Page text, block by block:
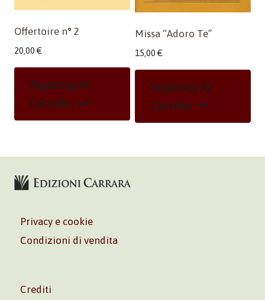
Offertoire n° 2
20,00 €
Aggiungi Al
Carrello
Missa “Adoro Te”
15,00 €
Aggiungi Al
Carrello
Privacy e cookie
Condizioni di vendita
Crediti